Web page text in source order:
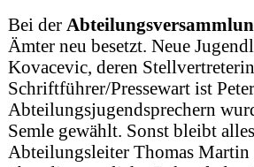
Bei der
Ämter neu besetzt. Neue
Kovacevic, deren
Schriftführer/Pressewart ist
Abteilungsjugendsprechern
Semle gewählt. Sonst bleibt
Abteilungsleiter Thomas Martin